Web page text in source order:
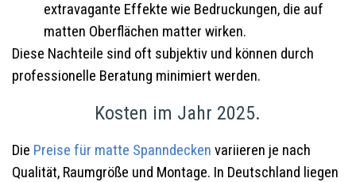
extravagante Effekte wie Bedruckungen, die auf
matten Oberflächen matter wirken.
Diese Nachteile sind oft subjektiv und können durch
professionelle Beratung minimiert werden.
Kosten im Jahr 2025.
Die Preise für matte Spanndecken variieren je nach
Qualität, Raumgröße und Montage. In Deutschland liegen